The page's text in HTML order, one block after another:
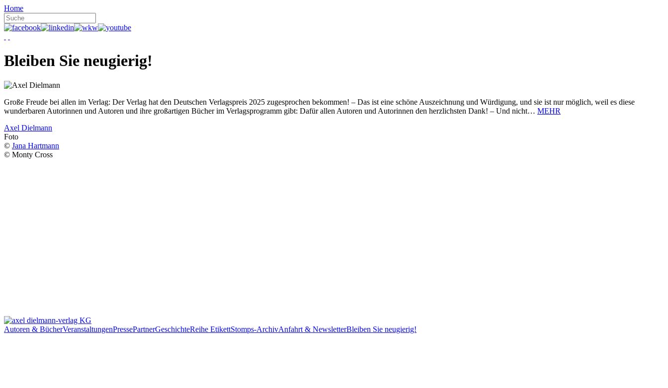
Home
Bleiben Sie neugierig!
Große Freude bei allen im Verlag: Der Verlag hat den Deutschen Verlagspreis 2025 zugesprochen bekommen! – Das ist eine schöne Auszeichnung und Würdigung, und sie ist nur möglich, weil es diese
wunderbaren Autorinnen und Autoren und ihre großartigen Bücher im Verlagsprogramm gibt: Dafür allen Autoren und Autorinnen den herzlichsten Dank! – Und nicht… MEHR
Axel Dielmann
Foto
© Jana Hartmann
© Monty Cross
Autoren & BücherVeranstaltungenPressePartnerGeschichteReihe EtikettStomps-ArchivAnfahrt & NewsletterBleiben Sie neugierig!